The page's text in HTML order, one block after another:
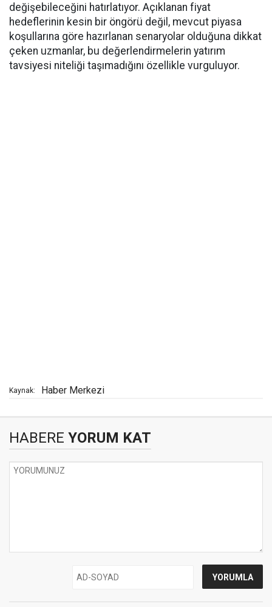
değişebileceğini hatırlatıyor. Açıklanan fiyat
hedeflerinin kesin bir öngörü değil, mevcut piyasa
koşullarına göre hazırlanan senaryolar olduğuna dikkat
çeken uzmanlar, bu değerlendirmelerin yatırım
tavsiyesi niteliği taşımadığını özellikle vurguluyor.
Kaynak: Haber Merkezi
HABERE YORUM KAT